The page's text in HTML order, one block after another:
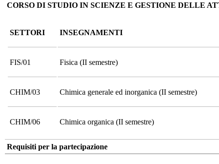
CORSO DI STUDIO IN SCIENZE E GESTIONE DELLE
SETTORI INSEGNAMENTI
FIS/01 Fisica (II semestre)
CHIM/03 Chimica generale ed inorganica (II semestre)
CHIM/06 Chimica organica (II semestre)
Requisiti per la partecipazione